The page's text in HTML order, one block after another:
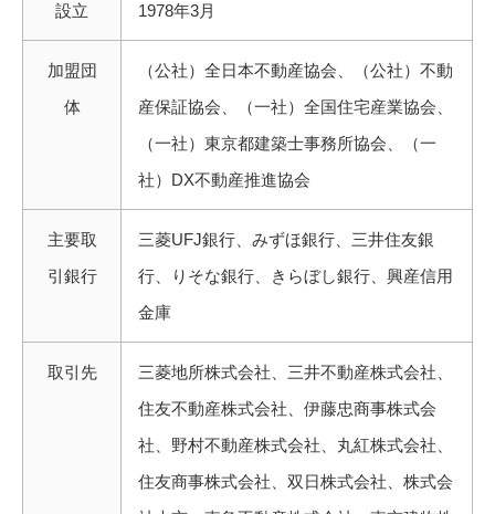
設立 1978年3月
加盟団
体
（公社）全日本不動産協会、（公社）不動
産保証協会、（一社）全国住宅産業協会、
（一社）東京都建築士事務所協会、（一
社）DX不動産推進協会
主要取
引銀行
三菱UFJ銀行、みずほ銀行、三井住友銀
行、りそな銀行、きらぼし銀行、興産信用
金庫
取引先
三菱地所株式会社、三井不動産株式会社、
住友不動産株式会社、伊藤忠商事株式会
社、野村不動産株式会社、丸紅株式会社、
住友商事株式会社、双日株式会社、株式会